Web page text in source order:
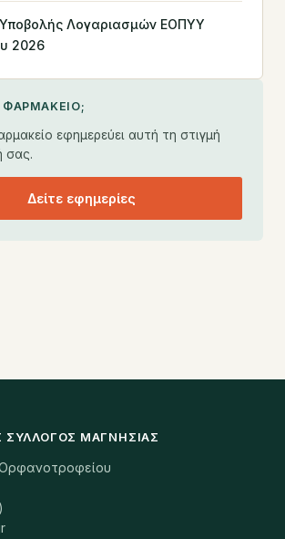
Λογαριασμών ΕΟΠΥΥ
2026
ΦΑΡΜΑΚΕΊΟ;
εφημερεύει αυτή τη στιγμή
σας.
Δείτε εφημερίες
ΜΑΓΝΗΣΊΑΣ